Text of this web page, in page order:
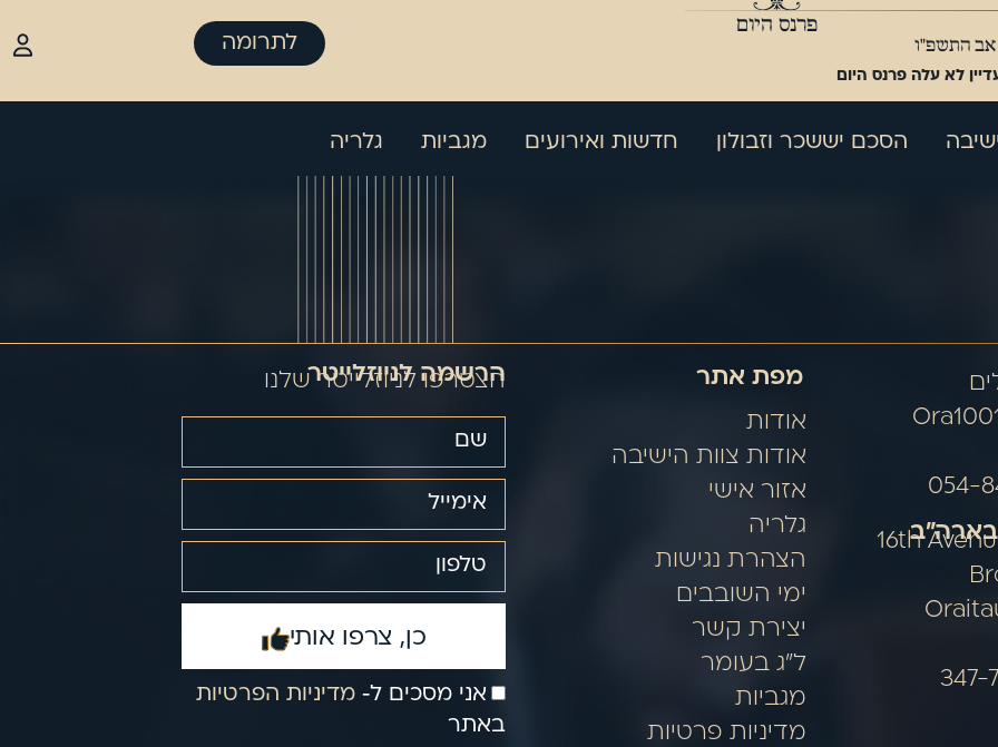
פרנס היום
אב התשפ"ו
לא עלה פרנס היום
לתרומה
הסכם יששכר וזבולון חדשות ואירועים מגביות גלריה
בארה"ב
5314 16th
מפת אתר
אודות
אודות צוות הישיבה
אזור אישי
גלריה
הצהרת נגישות
ימי השובבים
יצירת קשר
ל"ג בעומר
מגביות
מדיניות פרטיות
הרשמה לניוזלייטר
הצטרפו לניוזלייטר שלנו
אני מסכים ל‑מדיניות הפרטיות
באתר
כן, צרפו אותי